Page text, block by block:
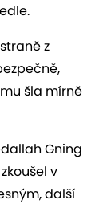
z
šla mírně
Gning
v
další